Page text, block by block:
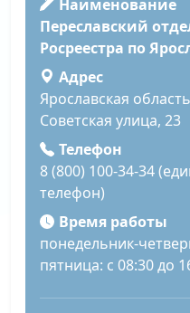
Наименование
Переславский
Росреестра по
Адрес
Ярославская
Советская улица, 23
Телефон
8 (800) 100-34-34
телефон)
Время работы
понедельник-
пятница: с 08:30 до